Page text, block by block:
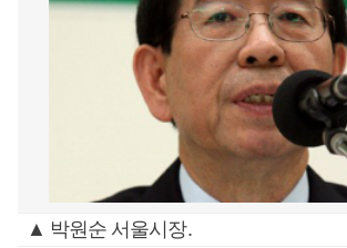
▲ 박원순 서울시장.